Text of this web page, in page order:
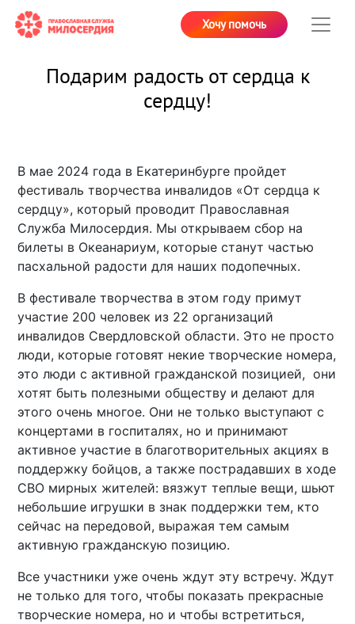
Хочу помочь
Подарим радость от сердца к
сердцу!
В мае 2024 года в Екатеринбурге пройдет
фестиваль творчества инвалидов «От сердца к
сердцу», который проводит Православная
Служба Милосердия. Мы открываем сбор на
билеты в Океанариум, которые станут частью
пасхальной радости для наших подопечных.
В фестивале творчества в этом году примут
участие 200 человек из 22 организаций
инвалидов Свердловской области. Это не просто
люди, которые готовят некие творческие номера,
это люди с активной гражданской позицией, они
хотят быть полезными обществу и делают для
этого очень многое. Они не только выступают с
концертами в госпиталях, но и принимают
активное участие в благотворительных акциях в
поддержку бойцов, а также пострадавших в ходе
СВО мирных жителей: вязжут теплые вещи, шьют
небольшие игрушки в знак поддержки тем, кто
сейчас на передовой, выражая тем самым
активную гражданскую позицию.
Все участники уже очень ждут эту встречу. Ждут
не только для того, чтобы показать прекрасные
творческие номера, но и чтобы встретиться,